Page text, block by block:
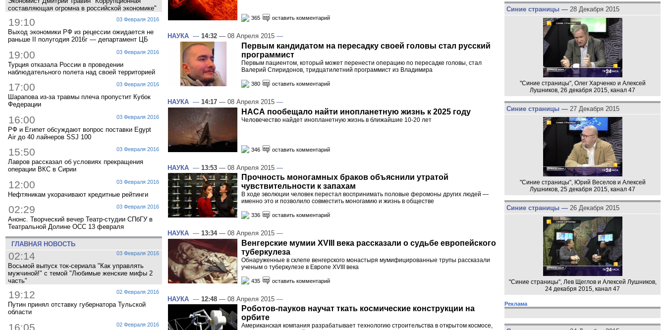
составляющая огромна в российской экономике"
03 Февраля 2016
19:10
Выход экономики РФ из рецессии ожидается не
раньше II полугодия 2016г — департамент ЦБ
03 Февраля 2016
19:00
Турция отказала России в проведении
наблюдательного полета над своей территорией
03 Февраля 2016
17:00
Шарапова из-за травмы плеча пропустит Кубок
Федерации
03 Февраля 2016
16:00
РФ и Египет обсуждают вопрос поставки Egypt
Air до 40 лайнеров SSJ 100
03 Февраля 2016
15:50
Лавров рассказал об условиях прекращения
операции ВКС в Сирии
03 Февраля 2016
12:00
Нефтяникам укорачивают кредитные рейтинги
03 Февраля 2016
02:29
Анонс. Творческий вечер Театр-студии СПбГУ в
Театральной Долине ОСС 13 февраля
ГЛАВНАЯ НОВОСТЬ
03 Февраля 2016
02:14
Восьмой выпуск ток-сериала "Как управлять
мужчиной!" с темой "Любимые женские мифы 2
часть"
02 Февраля 2016
19:12
Путин принял отставку губернатора Тульской
области
02 Февраля 2016
16:05
365 оставить комментарий
НАУКА — 14:32 — 08 Апреля 2015 —
Первым кандидатом на пересадку своей головы стал русский
программист
Первым пациентом, который может перенести операцию по пересадке головы, стал
Валерий Спиридонов, тридцатилетний программист из Владимира
380 оставить комментарий
НАУКА — 14:17 — 08 Апреля 2015 —
НАСА пообещало найти инопланетную жизнь к 2025 году
Человечество найдет инопланетную жизнь в ближайшие 10-20 лет
346 оставить комментарий
НАУКА — 13:53 — 08 Апреля 2015 —
Прочность моногамных браков объяснили утратой
чувствительности к запахам
В ходе эволюции человек перестал воспринимать половые феромоны других людей —
именно это и позволило совместить моногамию и жизнь в обществе
336 оставить комментарий
НАУКА — 13:34— 08 Апреля 2015 —
Венгерские мумии XVIII века рассказали о судьбе европейского
туберкулеза
Обнаруженные в склепе венгерского монастыря мумифицированные трупы рассказали
ученым о туберкулезе в Европе XVIII века
435 оставить комментарий
НАУКА — 12:48 — 08 Апреля 2015 —
Роботов-пауков научат ткать космические конструкции на
орбите
Американская компания разрабатывает технологию строительства в открытом космосе,
Синие страницы — 28 Декабря 2015
"Синие страницы", Олег Харченко и Алексей
Лушников, 26 декабря 2015, канал 47
Синие страницы — 27 Декабря 2015
"Синие страницы", Юрий Веселов и Алексей
Лушников, 25 декабря 2015, канал 47
Синие страницы — 26 Декабря 2015
"Синие страницы", Лев Щеглов и Алексей Лушников,
24 декабря 2015, канал 47
Реклама